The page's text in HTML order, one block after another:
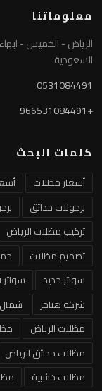
معلوماتنا
الرياض - الخميس -
السعودية
0531084491
+966531084491
كلمات البحث
أسعار مظلات
برجولات حدائق
تركيب مظلات الرياض
تصميم مظلات
سواتر حديد
شركة هناجر
مظلات الرياض
مظلات حدائق الرياض
مظلات خشبية